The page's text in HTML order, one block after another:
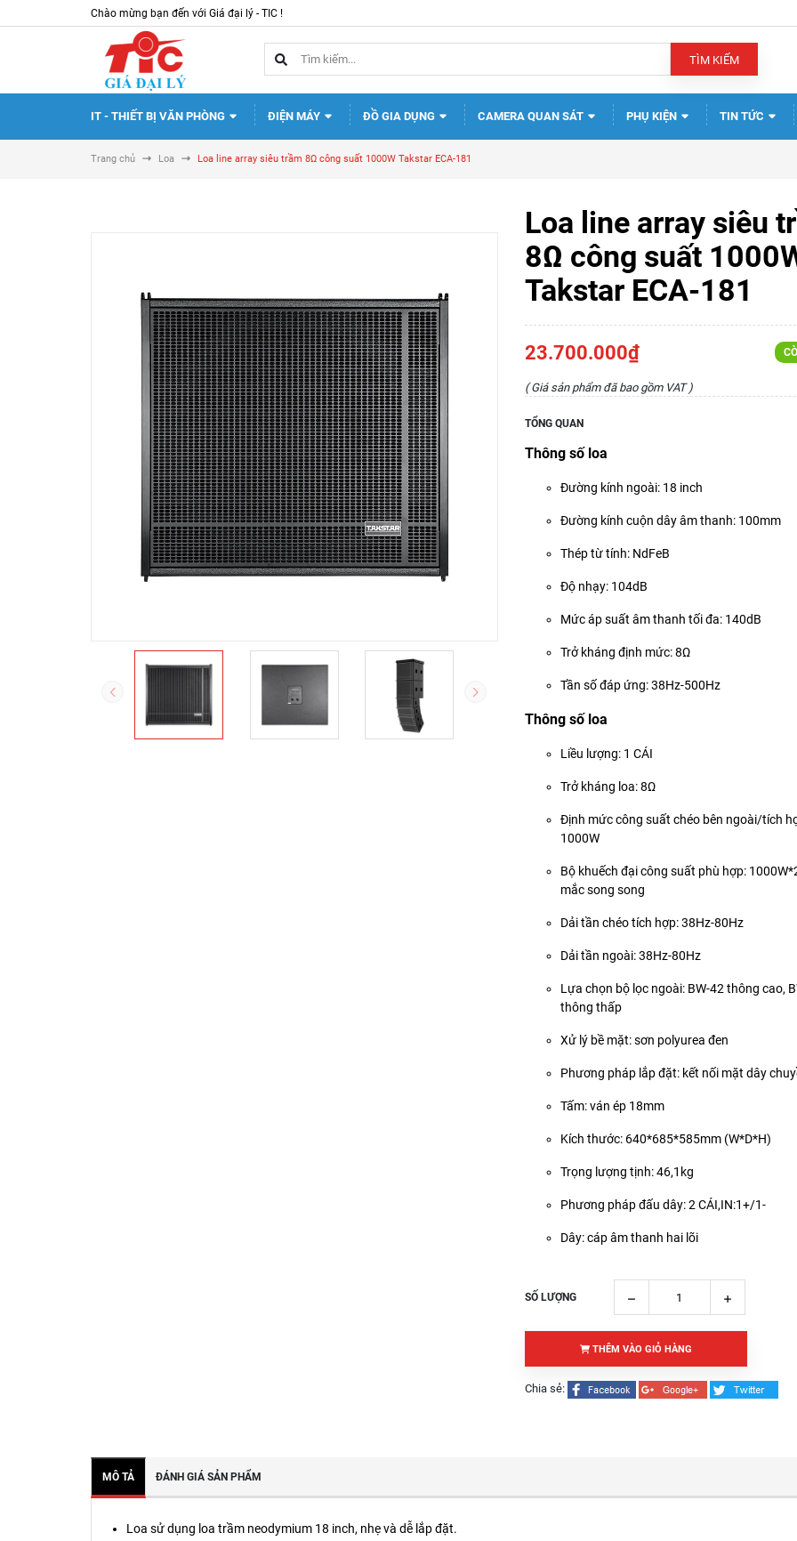
Chào mừng bạn đến với Giá đại lý - TIC !
TÌM KIẾM
IT - THIẾT BỊ VĂN PHÒNG ĐIỆN MÁY ĐỒ GIA DỤNG CAMERA QUAN SÁT PHỤ KIỆN TIN TỨC
Trang chủ Loa Loa line array siêu trầm 8Ω công suất 1000W Takstar ECA-181
Loa line array siêu
8Ω công suất
Takstar ECA-181
23.700.000₫
( Giá sản phẩm đã bao gồm VAT )
TỔNG QUAN
Thông số loa
Đường kính ngoài: 18 inch
Đường kính cuộn dây âm thanh: 100mm
Thép từ tính: NdFeB
Độ nhạy: 104dB
Mức áp suất âm thanh tối đa: 140dB
Trở kháng định mức: 8Ω
Tần số đáp ứng: 38Hz-500Hz
Thông số loa
Liều lượng: 1 CÁI
Trở kháng loa: 8Ω
Định mức công suất chéo bên ngoài/tích
1000W
Bộ khuếch đại công suất phù hợp:
mắc song song
Dải tần chéo tích hợp: 38Hz-80Hz
Dải tần ngoài: 38Hz-80Hz
Lựa chọn bộ lọc ngoài: BW-42 thông cao,
thông thấp
Xử lý bề mặt: sơn polyurea đen
Phương pháp lắp đặt: kết nối mặt dây
Tấm: ván ép 18mm
Kích thước: 640*685*585mm (W*D*H)
Trọng lượng tịnh: 46,1kg
Phương pháp đấu dây: 2 CÁI,IN:1+/1-
Dây: cáp âm thanh hai lõi
SỐ LƯỢNG
THÊM VÀO GIỎ HÀNG
Chia sẻ:
MÔ TẢ ĐÁNH GIÁ SẢN PHẨM
Loa sử dụng loa trầm neodymium 18 inch, nhẹ và dễ lắp đặt.